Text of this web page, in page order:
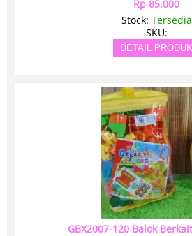
Rp 85.000
Stock: Tersedia
SKU:
DETAIL PRODUK
GBX2007-120 Balok